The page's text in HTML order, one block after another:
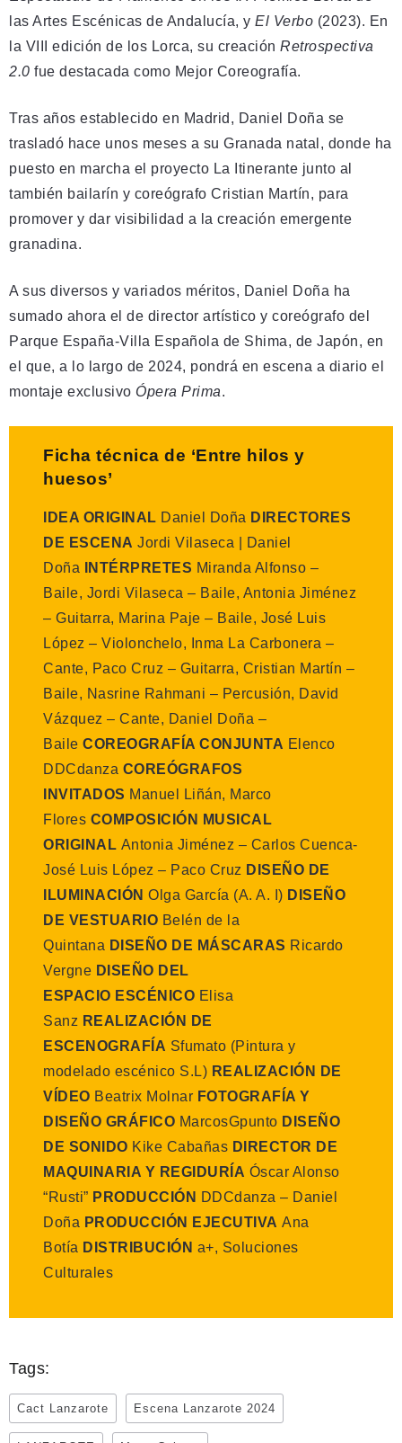
las Artes Escénicas de Andalucía, y El Verbo (2023). En
la VIII edición de los Lorca, su creación Retrospectiva
2.0 fue destacada como Mejor Coreografía.
Tras años establecido en Madrid, Daniel Doña se
trasladó hace unos meses a su Granada natal, donde ha
puesto en marcha el proyecto La Itinerante junto al
también bailarín y coreógrafo Cristian Martín, para
promover y dar visibilidad a la creación emergente
granadina.
A sus diversos y variados méritos, Daniel Doña ha
sumado ahora el de director artístico y coreógrafo del
Parque España-Villa Española de Shima, de Japón, en
el que, a lo largo de 2024, pondrá en escena a diario el
montaje exclusivo Ópera Prima.
Ficha técnica de ‘Entre hilos y
huesos’
IDEA ORIGINAL Daniel Doña DIRECTORES
DE ESCENA Jordi Vilaseca | Daniel
Doña
INTÉRPRETES Miranda Alfonso –
Baile, Jordi Vilaseca – Baile, Antonia Jiménez
– Guitarra, Marina Paje – Baile, José Luis
López – Violonchelo, Inma La Carbonera –
Cante, Paco Cruz – Guitarra, Cristian Martín –
Baile, Nasrine Rahmani – Percusión, David
Vázquez – Cante, Daniel Doña –
Baile COREOGRAFÍA CONJUNTA Elenco
DDCdanza COREÓGRAFOS
INVITADOS Manuel Liñán, Marco
Flores COMPOSICIÓN MUSICAL
ORIGINAL Antonia Jiménez – Carlos Cuenca-
José Luis López – Paco Cruz DISEÑO DE
ILUMINACIÓN Olga García (A. A. I) DISEÑO
DE VESTUARIO Belén de la
Quintana DISEÑO DE MÁSCARAS Ricardo
Vergne DISEÑO DEL
ESPACIO ESCÉNICO Elisa
Sanz REALIZACIÓN DE
ESCENOGRAFÍA Sfumato (Pintura y
modelado escénico S.L) REALIZACIÓN DE
VÍDEO Beatrix Molnar FOTOGRAFÍA Y
DISEÑO GRÁFICO MarcosGpunto DISEÑO
DE SONIDO Kike Cabañas DIRECTOR DE
MAQUINARIA Y REGIDURÍA Óscar Alonso
“Rusti” PRODUCCIÓN DDCdanza – Daniel
Doña PRODUCCIÓN EJECUTIVA Ana
Botía DISTRIBUCIÓN a+, Soluciones
Culturales
Tags:
Cact Lanzarote Escena Lanzarote 2024